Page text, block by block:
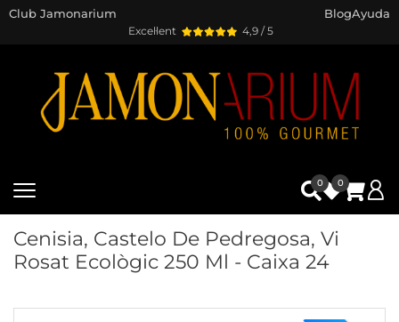
Excel·lent 4,9 / 5
Club Jamonarium BlogAyuda
0 0
Cenisia, Castelo De Pedregosa, Vi
Rosat Ecològic 250 Ml - Caixa 24